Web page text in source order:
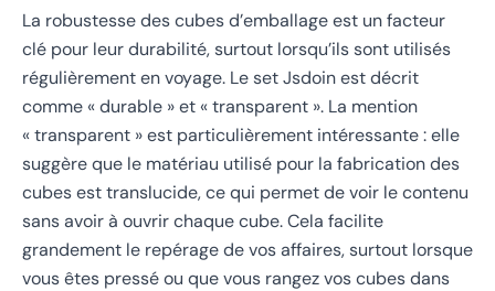
La robustesse des cubes d’emballage est un facteur
clé pour leur durabilité, surtout lorsqu’ils sont utilisés
régulièrement en voyage. Le set Jsdoin est décrit
comme « durable » et « transparent ». La mention
« transparent » est particulièrement intéressante : elle
suggère que le matériau utilisé pour la fabrication des
cubes est translucide, ce qui permet de voir le contenu
sans avoir à ouvrir chaque cube. Cela facilite
grandement le repérage de vos affaires, surtout lorsque
vous êtes pressé ou que vous rangez vos cubes dans